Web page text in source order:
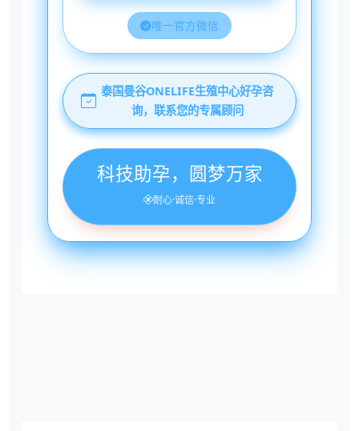
唯一官方微信
泰国曼谷ONELIFE生殖中心好孕咨
询，联系您的专属顾问
科技助孕，圆梦万家
耐心·诚信·专业